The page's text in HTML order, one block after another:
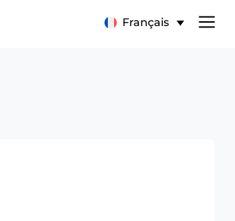
Français